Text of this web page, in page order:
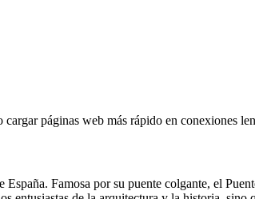
páginas web más rápido en conexiones
Famosa por su puente colgante, el